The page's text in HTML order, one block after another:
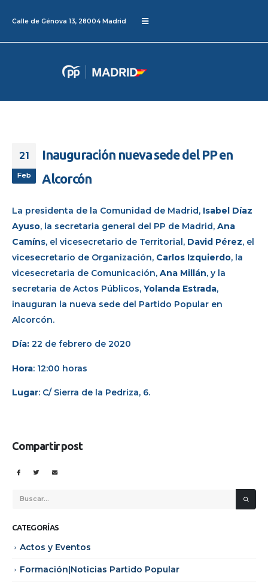
Calle de Génova 13, 28004 Madrid
21
Feb
Inauguración nueva sede del PP en
Alcorcón
La presidenta de la Comunidad de Madrid, Isabel Díaz
Ayuso, la secretaria general del PP de Madrid, Ana
Camíns, el vicesecretario de Territorial, David Pérez, el
vicesecretario de Organización, Carlos Izquierdo, la
vicesecretaria de Comunicación, Ana Millán, y la
secretaria de Actos Públicos, Yolanda Estrada,
inauguran la nueva sede del Partido Popular en
Alcorcón.
Día: 22 de febrero de 2020
Hora: 12:00 horas
Lugar: C/ Sierra de la Pedriza, 6.
Compartir post
CATEGORÍAS
Actos y Eventos
Formación|Noticias Partido Popular